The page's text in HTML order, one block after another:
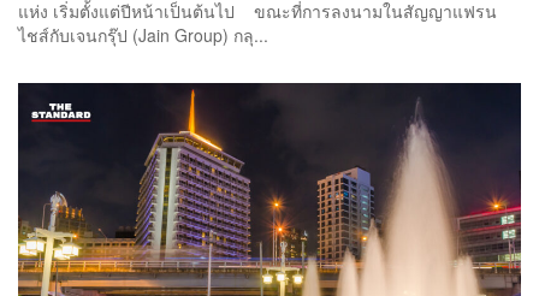
แห่ง เริ่มตั้งแต่ปีหน้าเป็นต้นไป ขณะที่การลงนามในสัญญาแฟรน
ไชส์กับเจนกรุ๊ป (Jain Group) กลุ...